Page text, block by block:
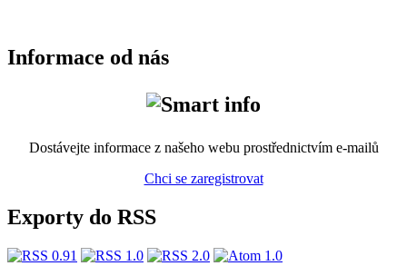
Informace od nás
Dostávejte informace z našeho webu prostřednictvím e-mailů
Chci se zaregistrovat
Exporty do RSS